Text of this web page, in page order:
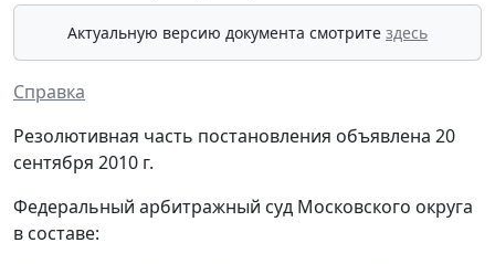
Актуальную версию документа смотрите здесь
Справка
Резолютивная часть постановления объявлена 20
сентября 2010 г.
Федеральный арбитражный суд Московского округа
в составе: